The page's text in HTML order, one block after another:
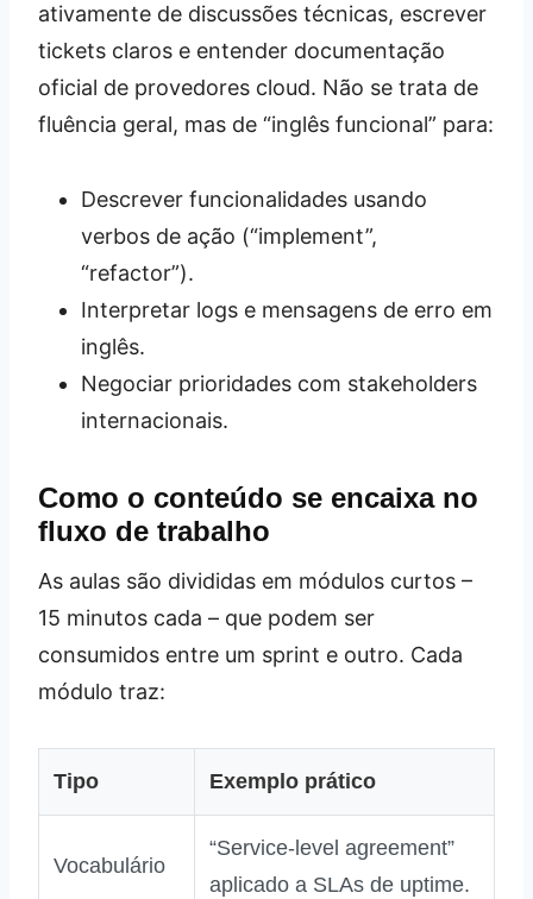
ativamente de discussões técnicas, escrever
tickets claros e entender documentação
oficial de provedores cloud. Não se trata de
fluência geral, mas de “inglês funcional” para:
Descrever funcionalidades usando
verbos de ação (“implement”,
“refactor”).
Interpretar logs e mensagens de erro em
inglês.
Negociar prioridades com stakeholders
internacionais.
Como o conteúdo se encaixa no
fluxo de trabalho
As aulas são divididas em módulos curtos –
15 minutos cada – que podem ser
consumidos entre um sprint e outro. Cada
módulo traz:
Tipo Exemplo prático
Vocabulário
“Service‑level agreement”
aplicado a SLAs de uptime.